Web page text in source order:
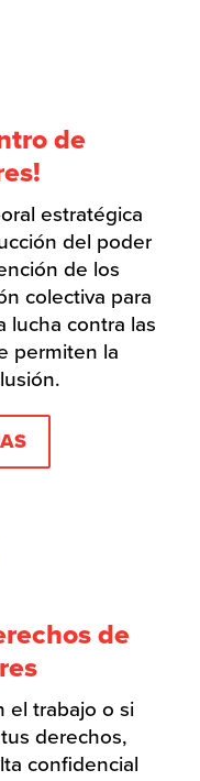
de
estratégica
del poder
de los
colectiva para
lucha contra las
permiten la
de
el trabajo o si
derechos,
confidencial